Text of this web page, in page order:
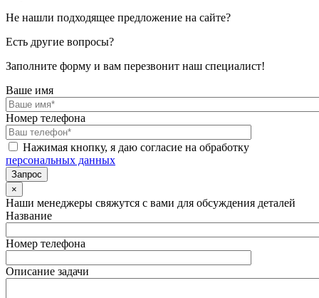
Не нашли подходящее предложение на сайте?
Есть другие вопросы?
Заполните форму и вам перезвонит наш специалист!
Ваше имя
Номер телефона
Нажимая кнопку, я даю согласие на обработку
персональных данных
×
Наши менеджеры свяжутся с вами для обсуждения деталей
Название
Номер телефона
Описание задачи